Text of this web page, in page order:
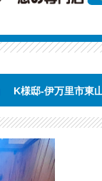
K様邸-伊万里市東